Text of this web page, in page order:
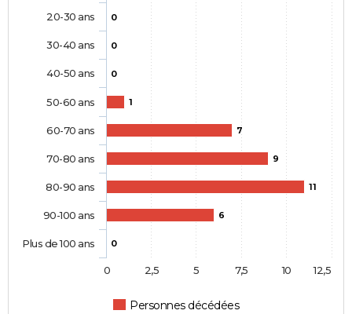
0
0
0
1
7
9
11
6
0
Personnes décédées
20-30 ans
30-40 ans
40-50 ans
50-60 ans
60-70 ans
70-80 ans
80-90 ans
90-100 ans
Plus de 100 ans
0 10
2,5 5 7,5 12,5